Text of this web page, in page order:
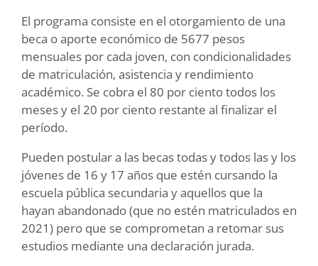
El programa consiste en el otorgamiento de una
beca o aporte económico de 5677 pesos
mensuales por cada joven, con condicionalidades
de matriculación, asistencia y rendimiento
académico. Se cobra el 80 por ciento todos los
meses y el 20 por ciento restante al finalizar el
período.
Pueden postular a las becas todas y todos las y los
jóvenes de 16 y 17 años que estén cursando la
escuela pública secundaria y aquellos que la
hayan abandonado (que no estén matriculados en
2021) pero que se comprometan a retomar sus
estudios mediante una declaración jurada.